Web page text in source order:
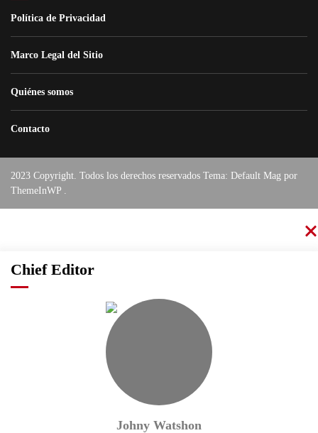
Política de Privacidad
Marco Legal del Sitio
Quiénes somos
Contacto
2023 Copyright. Todos los derechos reservados Tema: Default Mag por
ThemeInWP
Chief Editor
Johny Watshon